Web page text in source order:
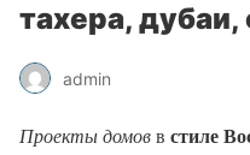
тахера, дубаи,
admin
Проекты домовв стиле